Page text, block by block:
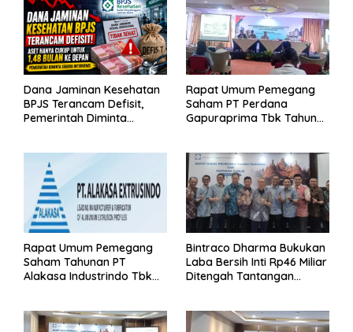
Dana Jaminan Kesehatan
BPJS Terancam Defisit,
Pemerintah Diminta
Rapat Umum Pemegang
Saham PT Perdana
Gapuraprima Tbk Tahun
Rapat Umum Pemegang
Saham Tahunan PT
Alakasa Industrindo Tbk
Bintraco Dharma Bukukan
Laba Bersih Inti Rp46 Miliar
Ditengah Tantangan